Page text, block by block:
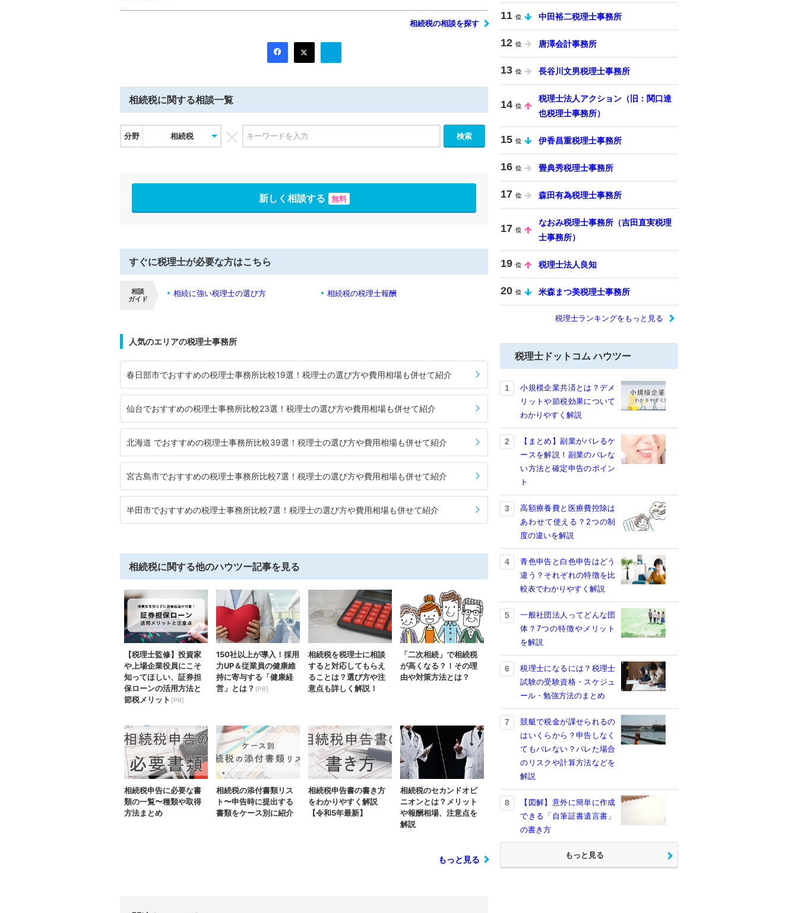
相続税の相談を探す
相続税に関する相談一覧
分野 相続税
新しく相談する 無料
すぐに税理士が必要な方はこちら
相談
ガイド
相続に強い税理士の選び方 相続税の税理士報酬
人気のエリアの税理士事務所
春日部市でおすすめの税理士事務所比較19選！税理士の選び方や費用相場も併せて紹介
仙台でおすすめの税理士事務所比較23選！税理士の選び方や費用相場も併せて紹介
北海道 でおすすめの税理士事務所比較39選！税理士の選び方や費用相場も併せて紹介
宮古島市でおすすめの税理士事務所比較7選！税理士の選び方や費用相場も併せて紹介
半田市でおすすめの税理士事務所比較7選！税理士の選び方や費用相場も併せて紹介
相続税に関する他のハウツー記事を見る
【税理士監修】投資家
や上場企業役員にこそ
知ってほしい、証券担
保ローンの活用方法と
節税メリット [PR]
150社以上が導入！採用
力UP＆従業員の健康維
持に寄与する「健康経
営」とは？ [PR]
相続税を税理士に相談
すると対応してもらえ
ることは？選び方や注
意点も詳しく解説！
「二次相続」で相続税
が高くなる？！その理
由や対策方法とは？
相続税申告に必要な書
類の一覧〜種類や取得
方法まとめ
相続税の添付書類リス
ト〜申告時に提出する
書類をケース別に紹介
相続税申告書の書き方
をわかりやすく解説
【令和5年最新】
相続税のセカンドオピ
ニオンとは？メリット
や報酬相場、注意点を
解説
もっと見る
11 中田裕二税理士事務所
12 唐澤会計事務所
13 長谷川文男税理士事務所
14
税理士法人アクション（旧：関口達
也税理士事務所）
15 伊香昌重税理士事務所
16 畳典秀税理士事務所
17 森田有為税理士事務所
17
なおみ税理士事務所（吉田直実税理
士事務所）
19 税理士法人良知
20 米森まつ美税理士事務所
税理士ランキングをもっと見る
税理士ドットコム ハウツー
1
小規模企業共済とは？デメ
リットや節税効果について
わかりやすく解説
2
【まとめ】副業がバレるケ
ースを解説！副業のバレな
い方法と確定申告のポイン
ト
3
高額療養費と医療費控除は
あわせて使える？2つの制
度の違いを解説
4
青色申告と白色申告はどう
違う？それぞれの特徴を比
較表でわかりやすく解説
5
一般社団法人ってどんな団
体？7つの特徴やメリット
を解説
6
税理士になるには？税理士
試験の受験資格・スケジュ
ール・勉強方法のまとめ
7
競艇で税金が課せられるの
はいくらから？申告しなく
てもバレない？バレた場合
のリスクや計算方法などを
解説
8
【図解】意外に簡単に作成
できる「自筆証書遺言書」
の書き方
もっと見る